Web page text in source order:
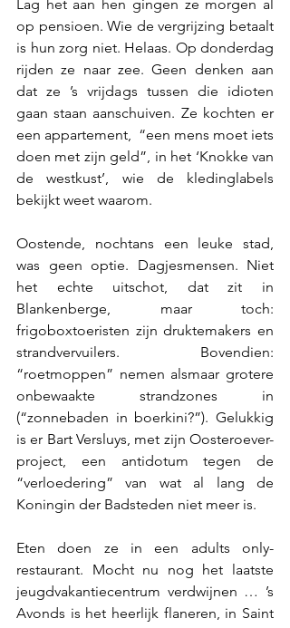
Lag het aan hen gingen ze morgen al
op pensioen. Wie de vergrijzing betaalt
is hun zorg niet. Helaas. Op donderdag
rijden ze naar zee. Geen denken aan
dat ze ’s vrijdags tussen die idioten
gaan staan aanschuiven. Ze kochten er
een appartement,  “een mens moet iets
doen met zijn geld”, in het ‘Knokke van
de westkust’, wie de kledinglabels
bekijkt weet waarom.
Oostende, nochtans een leuke stad,
was geen optie. Dagjesmensen. Niet
het echte uitschot, dat zit in
Blankenberge, maar toch:
frigoboxtoeristen zijn druktemakers en
strandvervuilers. Bovendien:
“roetmoppen” nemen alsmaar grotere
onbewaakte strandzones in
(“zonnebaden in boerkini?”). Gelukkig
is er Bart Versluys, met zijn Oosteroever-
project, een antidotum tegen de
“verloedering” van wat al lang de
Koningin der Badsteden niet meer is.
Eten doen ze in een adults only-
restaurant. Mocht nu nog het laatste
jeugdvakantiecentrum verdwijnen … ’s
Avonds is het heerlijk flaneren, in Saint